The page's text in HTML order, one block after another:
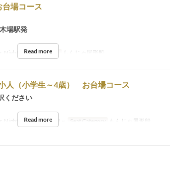
場コース
場駅発
Night Seat Category もんじゃ屋形船
Read more
（小学生～4歳） お台場コース
ください
Night Order Limit 1 ~ Seat Category もんじゃ屋形船
Read more